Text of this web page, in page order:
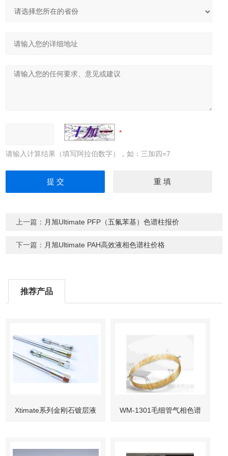
请输入计算结果（填写阿拉伯数字），如：三加四=7
上一篇： 月旭Ultimate PFP（五氟苯基）色谱柱报价
下一篇： 月旭Ultimate PAH高效液相色谱柱价格
推荐产品
Xtimate系列金刚石镀层液 WM-1301毛细管气相色谱